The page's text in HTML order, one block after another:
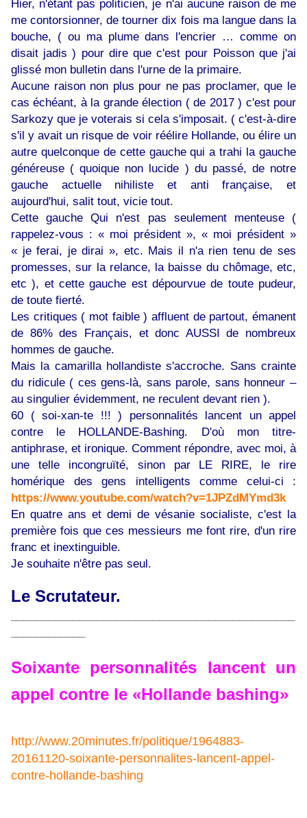
Hier, n'étant pas politicien, je n'ai aucune raison de me
me contorsionner, de tourner dix fois ma langue dans la
bouche, ( ou ma plume dans l'encrier … comme on
disait jadis ) pour dire que c'est pour Poisson que j'ai
glissé mon bulletin dans l'urne de la primaire.
Aucune raison non plus pour ne pas proclamer, que le
cas échéant, à la grande élection ( de 2017 ) c'est pour
Sarkozy que je voterais si cela s'imposait. ( c'est-à-dire
s'il y avait un risque de voir réélire Hollande, ou élire un
autre quelconque de cette gauche qui a trahi la gauche
généreuse ( quoique non lucide ) du passé, de notre
gauche actuelle nihiliste et anti française, et
aujourd'hui, salit tout, vicie tout.
Cette gauche Qui n'est pas seulement menteuse (
rappelez-vous : « moi président », « moi président »
« je ferai, je dirai », etc. Mais il n'a rien tenu de ses
promesses, sur la relance, la baisse du chômage, etc,
etc ), et cette gauche est dépourvue de toute pudeur,
de toute fierté.
Les critiques ( mot faible ) affluent de partout, émanent
de 86% des Français, et donc AUSSI de nombreux
hommes de gauche.
Mais la camarilla hollandiste s'accroche. Sans crainte
du ridicule ( ces gens-là, sans parole, sans honneur –
au singulier évidemment, ne reculent devant rien ).
60 ( soi-xan-te !!! ) personnalités lancent un appel
contre le HOLLANDE-Bashing. D'où mon titre-
antiphrase, et ironique. Comment répondre, avec moi, à
une telle incongruïté, sinon par LE RIRE, le rire
homérique des gens intelligents comme celui-ci :
https://www.youtube.com/watch?v=1JPZdMYmd3k
En quatre ans et demi de vésanie socialiste, c'est la
première fois que ces messieurs me font rire, d'un rire
franc et inextinguible.
Je souhaite n'être pas seul.
Le Scrutateur.
Soixante personnalités lancent un
appel contre le «Hollande bashing»
http://www.20minutes.fr/politique/1964883-
20161120-soixante-personnalites-lancent-appel-
contre-hollande-bashing